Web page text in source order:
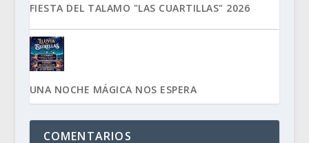
FIESTA DEL TALAMO "LAS CUARTILLAS" 2026
UNA NOCHE MÁGICA NOS ESPERA
COMENTARIOS